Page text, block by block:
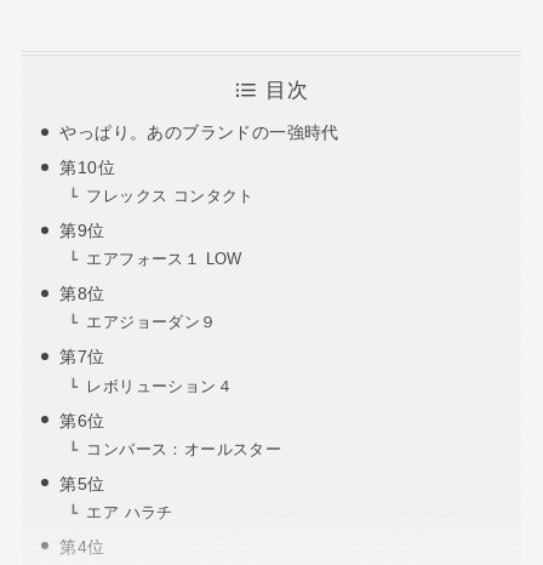
目次
やっぱり。あのブランドの一強時代
第10位
フレックス コンタクト
第9位
エアフォース１ LOW
第8位
エアジョーダン９
第7位
レボリューション４
第6位
コンバース：オールスター
第5位
エア ハラチ
第4位